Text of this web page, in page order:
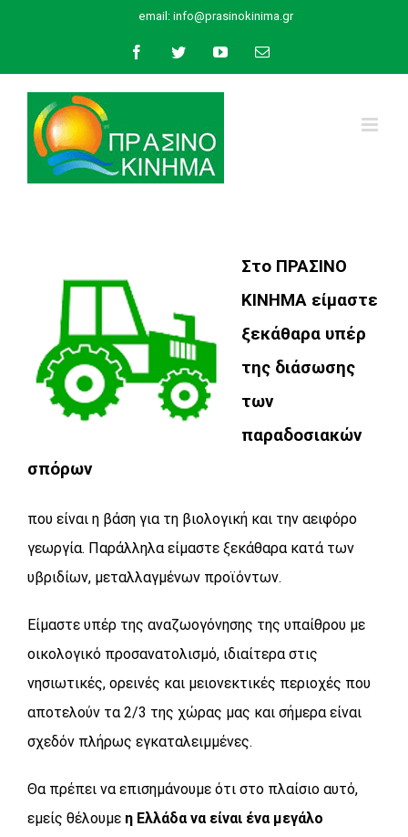
content
email: info@prasinokinima.gr
FacebookTwitterYouTubeEmail
Στο ΠΡΑΣΙΝΟ
ΚΙΝΗΜΑ είμαστε
ξεκάθαρα υπέρ
της διάσωσης
των
παραδοσιακών
σπόρων
που είναι η βάση για τη βιολογική και την αειφόρο
γεωργία. Παράλληλα είμαστε ξεκάθαρα κατά των
υβριδίων, μεταλλαγμένων προϊόντων.
Είμαστε υπέρ της αναζωογόνησης της υπαίθρου με
οικολογικό προσανατολισμό, ιδιαίτερα στις
νησιωτικές, ορεινές και μειονεκτικές περιοχές που
αποτελούν τα 2/3 της χώρας μας και σήμερα είναι
σχεδόν πλήρως εγκαταλειμμένες.
Θα πρέπει να επισημάνουμε ότι στο πλαίσιο αυτό,
εμείς θέλουμε η Ελλάδα να είναι ένα μεγάλο